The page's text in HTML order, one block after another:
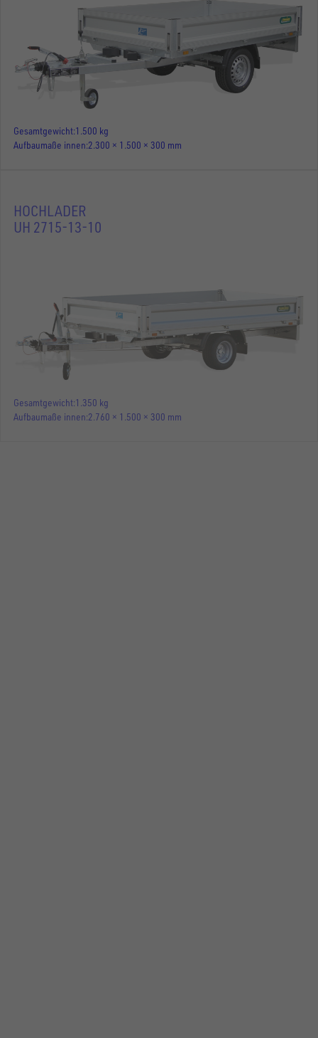
Gesamtgewicht 1.500 kg
Aufbaumaße innen 2.300 × 1.500 × 300 mm
HOCHLADER
UH 2715-13-10
Gesamtgewicht 1.350 kg
Aufbaumaße innen 2.760 × 1.500 × 300 mm